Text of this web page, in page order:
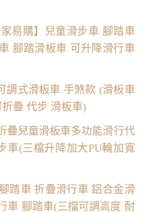
家易購】兒童滑步車 腳踏車
腳踏滑板車 可升降滑行車
調式滑板車 手煞款 (滑板車
疊 代步 滑板車)
疊兒童滑板車多功能滑行代
車(三檔升降加大PU輪加寬
踏車 折疊滑行車 鋁合金滑
車 腳踏車(三擋可調高度 耐